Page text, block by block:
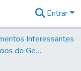
Entrar
Interessantes
Volume 82 - Ofícios do General Martim Lopes Lobo de Saldanha (Governador da Capitania): 1779- 1780